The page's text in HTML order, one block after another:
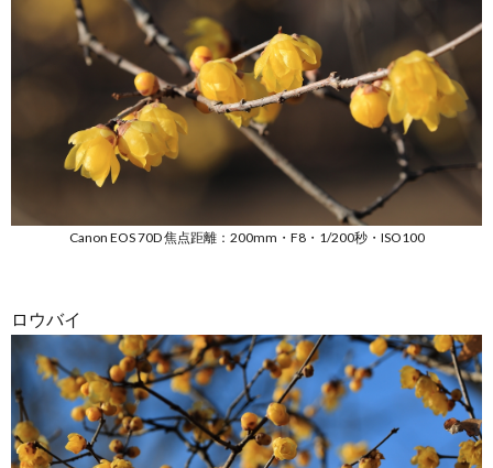
Canon EOS 70D 焦点距離：200mm・F8・1/200秒・ISO100
ロウバイ